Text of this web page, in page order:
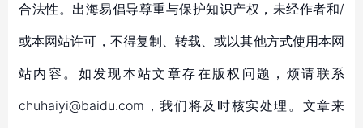
合法性。出海易倡导尊重与保护知识产权，未经作者和/
或本网站许可，不得复制、转载、或以其他方式使用本网
站内容。如发现本站文章存在版权问题，烦请联系
chuhaiyi@baidu.com，我们将及时核实处理。文章来